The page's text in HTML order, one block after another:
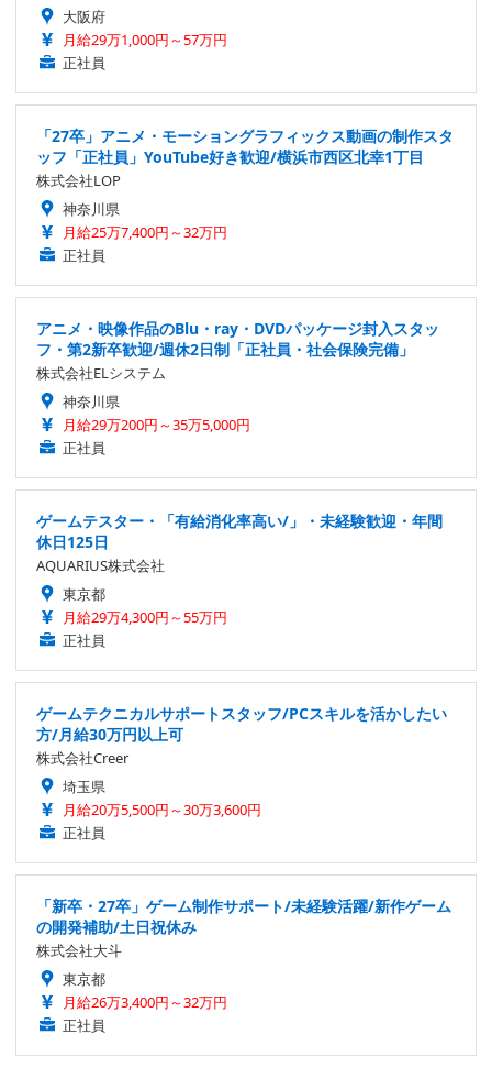
大阪府
月給29万1,000円～57万円
正社員
「27卒」アニメ・モーショングラフィックス動画の制作スタ
ッフ「正社員」YouTube好き歓迎/横浜市西区北幸1丁目
株式会社LOP
神奈川県
月給25万7,400円～32万円
正社員
アニメ・映像作品のBlu・ray・DVDパッケージ封入スタッ
フ・第2新卒歓迎/週休2日制「正社員・社会保険完備」
株式会社ELシステム
神奈川県
月給29万200円～35万5,000円
正社員
ゲームテスター・「有給消化率高い/」・未経験歓迎・年間
休日125日
AQUARIUS株式会社
東京都
月給29万4,300円～55万円
正社員
ゲームテクニカルサポートスタッフ/PCスキルを活かしたい
方/月給30万円以上可
株式会社Creer
埼玉県
月給20万5,500円～30万3,600円
正社員
「新卒・27卒」ゲーム制作サポート/未経験活躍/新作ゲーム
の開発補助/土日祝休み
株式会社大斗
東京都
月給26万3,400円～32万円
正社員